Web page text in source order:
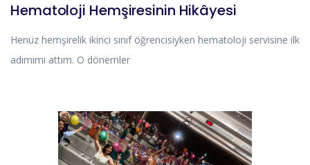
Hematoloji Hemşiresinin Hikâyesi
Henüz hemşirelik ikinci sınıf öğrencisiyken hematoloji servisine ilk
adımımı attım. O dönemler